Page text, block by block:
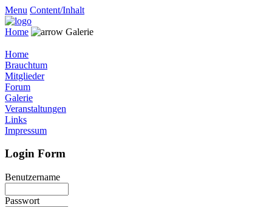
Menu Content/Inhalt
Home Galerie
Home
Brauchtum
Mitglieder
Forum
Galerie
Veranstaltungen
Links
Impressum
Login Form
Benutzername
Passwort